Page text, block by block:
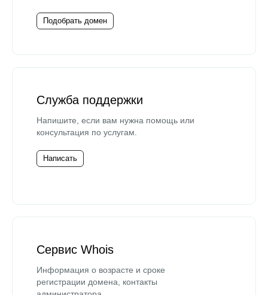
Подобрать домен
Служба поддержки
Напишите, если вам нужна помощь или
консультация по услугам.
Написать
Сервис Whois
Информация о возрасте и сроке
регистрации домена, контакты